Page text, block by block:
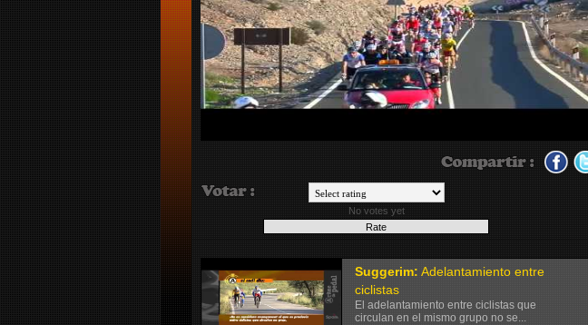
No votes yet
Suggerim: Adelantamiento entre
ciclistas
El adelantamiento entre ciclistas que
circulan en el mismo grupo no se...